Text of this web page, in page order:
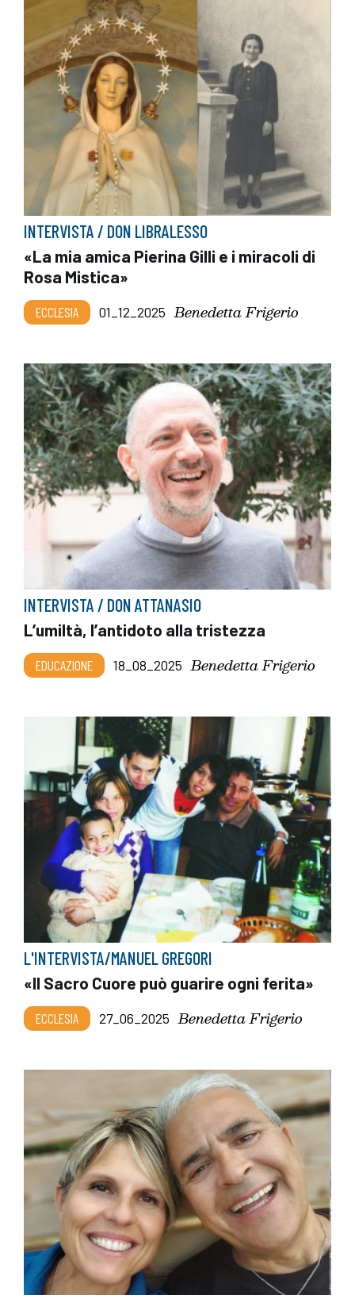
INTERVISTA / DON LIBRALESSO
«La mia amica Pierina Gilli e i miracoli di
Rosa Mistica»
ECCLESIA 01_12_2025 Benedetta Frigerio
INTERVISTA / DON ATTANASIO
L’umiltà, l’antidoto alla tristezza
EDUCAZIONE 18_08_2025 Benedetta Frigerio
L'INTERVISTA/MANUEL GREGORI
«Il Sacro Cuore può guarire ogni ferita»
ECCLESIA 27_06_2025 Benedetta Frigerio